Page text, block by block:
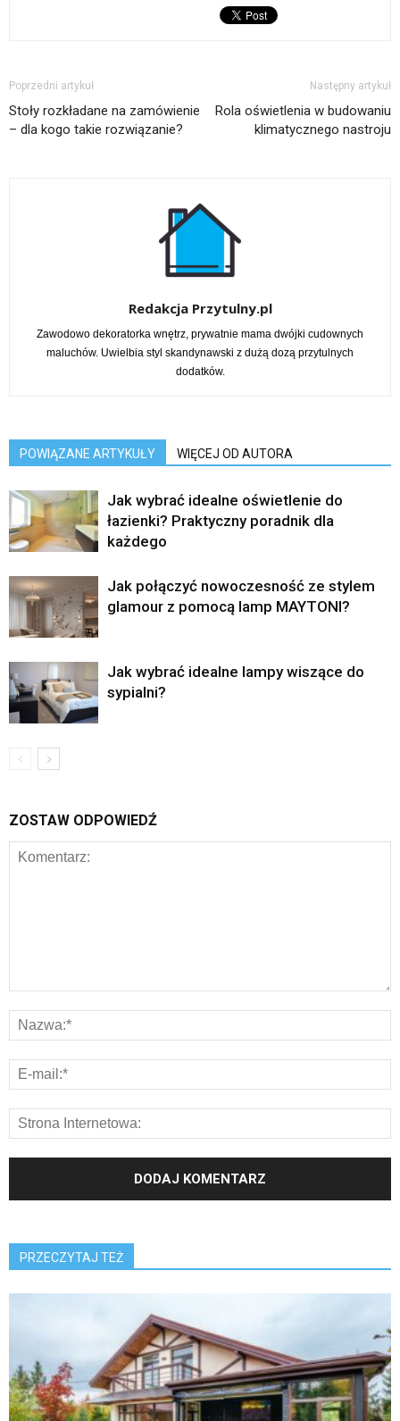
Poprzedni artykuł
Stoły rozkładane na zamówienie
– dla kogo takie rozwiązanie?
Następny artykuł
Rola oświetlenia w budowaniu
klimatycznego nastroju
Redakcja Przytulny.pl
Zawodowo dekoratorka wnętrz, prywatnie mama dwójki cudownych
maluchów. Uwielbia styl skandynawski z dużą dozą przytulnych
dodatków.
POWIĄZANE ARTYKUŁY WIĘCEJ OD AUTORA
Jak wybrać idealne oświetlenie do
łazienki? Praktyczny poradnik dla
każdego
Jak połączyć nowoczesność ze stylem
glamour z pomocą lamp MAYTONI?
Jak wybrać idealne lampy wiszące do
sypialni?
ZOSTAW ODPOWIEDŹ
PRZECZYTAJ TEŻ